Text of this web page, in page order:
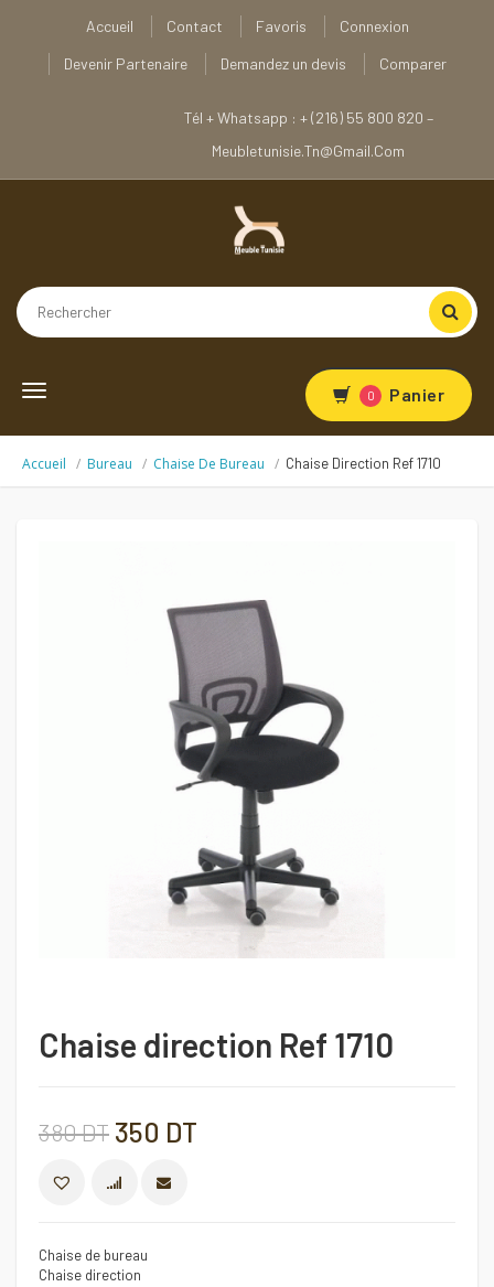
Accueil Contact Favoris
Connexion
Devenir Partenaire
Demandez un devis Comparer
Tél + Whatsapp : + (216) 55 800 820 –
Meubletunisie.tn@gmail.com
Toggle
0 Panier
Accueil Bureau Chaise De Bureau Chaise Direction Ref 1710
Chaise direction Ref 1710
380DT Le
prix
350 DT
COMPARER
Chaise de bureau
Chaise direction